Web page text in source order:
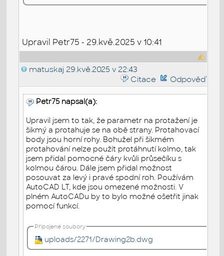
Upravil Petr75 - 29.kvě.2025 v 10:41
matuskaj 29.kvě.2025 v 22:43
Citace
Odpověď
Petr75 napsal(a):
Upravil jsem to tak, že parametr na protažení je
šikmý a protahuje se na obě strany. Protahovací
body jsou horní rohy. Bohužel při šikmém
protahování nelze použít protáhnutí kolmo, tak
jsem přidal pomocné čáry kvůli průsečíku s
kolmou čárou. Dále jsem přidal možnost
posouvat za levý i pravé spodní roh. Používám
AutoCAD LT, kde jsou omezené možnosti. V
plném AutoCADu by to bylo možné ošetřit jinak
pomocí funkcí.
Připojené soubory
uploads/2271/Drawing2b.dwg